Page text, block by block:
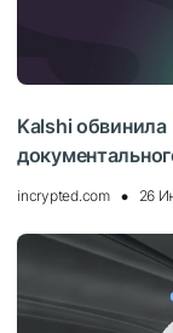
Kalshi обвинила
incrypted.com 26